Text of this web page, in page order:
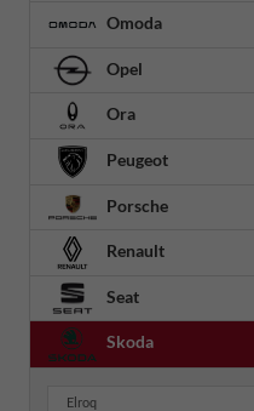
Omoda
Opel
Ora
Peugeot
Porsche
Renault
Seat
Skoda
Elroq